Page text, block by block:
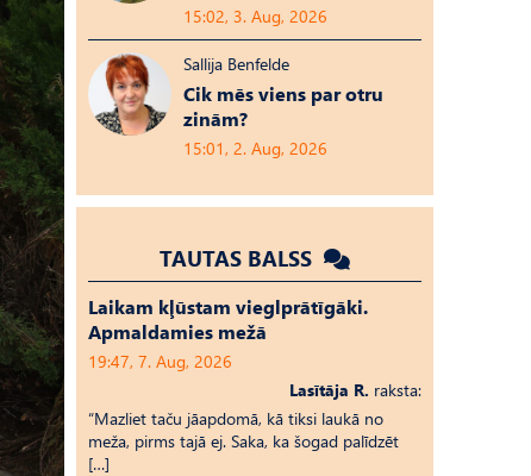
15:02, 3. Aug, 2026
Sallija Benfelde
Cik mēs viens par otru
zinām?
15:01, 2. Aug, 2026
TAUTAS BALSS
Laikam kļūstam vieglprātīgāki.
Apmaldamies mežā
19:47, 7. Aug, 2026
Lasītāja R. raksta:
“Mazliet taču jāapdomā, kā tiksi laukā no
meža, pirms tajā ej. Saka, ka šogad palīdzēt
[…]